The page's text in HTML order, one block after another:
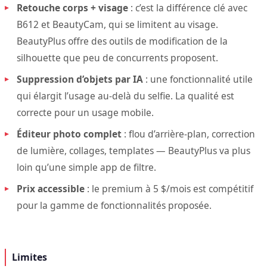
Retouche corps + visage : c’est la différence clé avec
B612 et BeautyCam, qui se limitent au visage.
BeautyPlus offre des outils de modification de la
silhouette que peu de concurrents proposent.
Suppression d’objets par IA : une fonctionnalité utile
qui élargit l’usage au-delà du selfie. La qualité est
correcte pour un usage mobile.
Éditeur photo complet : flou d’arrière-plan, correction
de lumière, collages, templates — BeautyPlus va plus
loin qu’une simple app de filtre.
Prix accessible : le premium à 5 $/mois est compétitif
pour la gamme de fonctionnalités proposée.
Limites